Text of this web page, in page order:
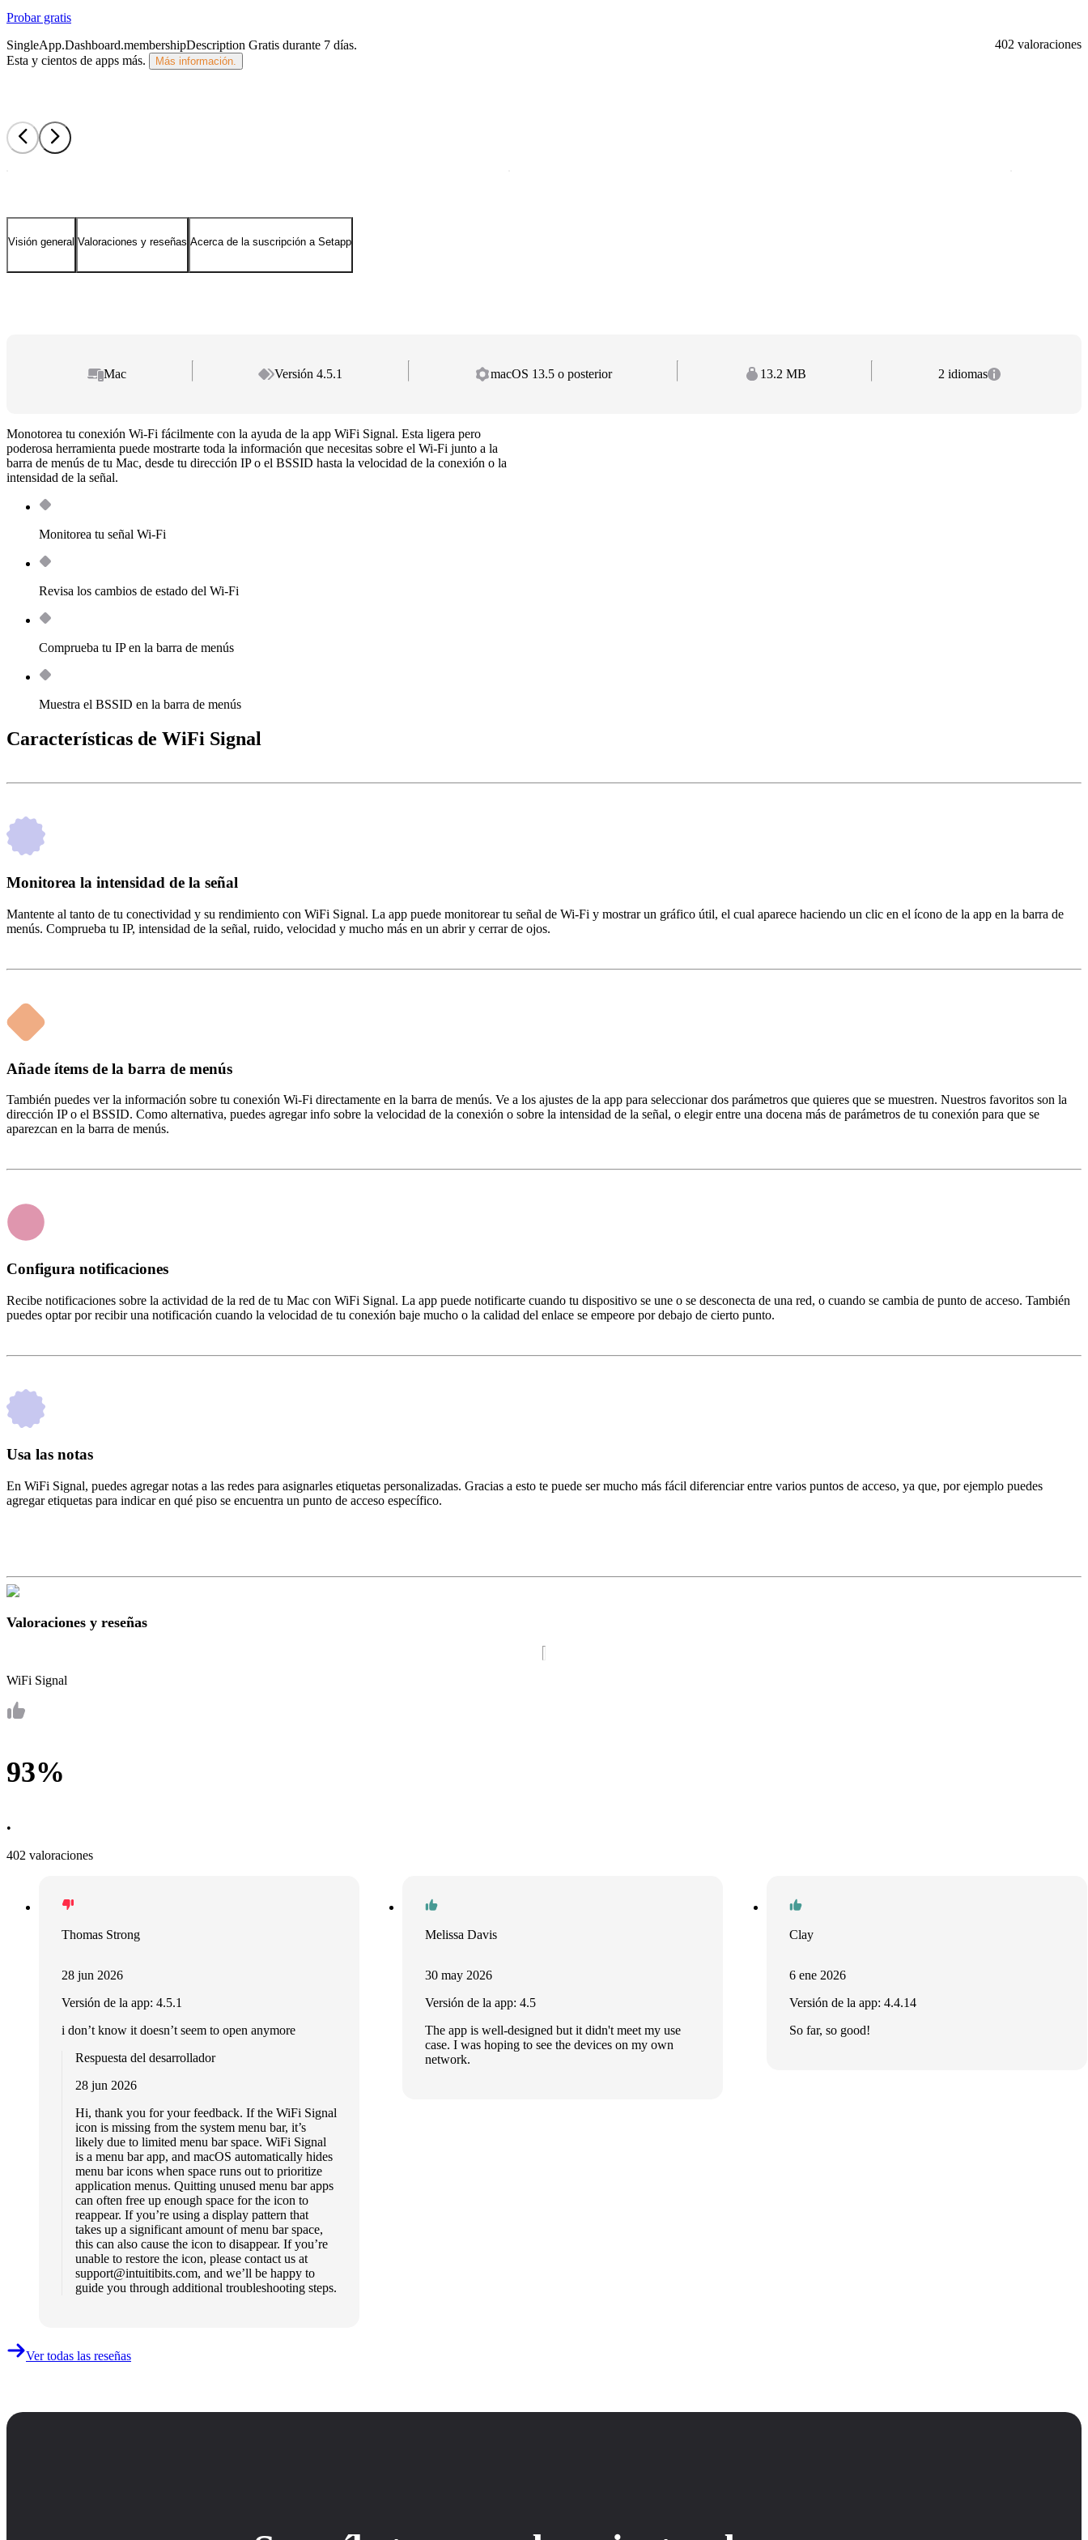
402 valoraciones
Probar gratis
SingleApp.Dashboard.membershipDescription Gratis durante 7 días.
Esta y cientos de apps más.
Más información.
Visión general Valoraciones y reseñas Acerca de la suscripción a Setapp
Mac Versión 4.5.1 macOS 13.5 o posterior 13.2 MB 2 idiomas
Monotorea tu conexión Wi-Fi fácilmente con la ayuda de la app WiFi Signal. Esta ligera pero
poderosa herramienta puede mostrarte toda la información que necesitas sobre el Wi-Fi junto a la
barra de menús de tu Mac, desde tu dirección IP o el BSSID hasta la velocidad de la conexión o la
intensidad de la señal.
Monitorea tu señal Wi-Fi
Revisa los cambios de estado del Wi-Fi
Comprueba tu IP en la barra de menús
Muestra el BSSID en la barra de menús
Características de WiFi Signal
Monitorea la intensidad de la señal
Mantente al tanto de tu conectividad y su rendimiento con WiFi Signal. La app puede monitorear tu señal de Wi-Fi y mostrar un gráfico útil, el cual aparece haciendo un clic en el ícono de la app en la barra de
menús. Comprueba tu IP, intensidad de la señal, ruido, velocidad y mucho más en un abrir y cerrar de ojos.
Añade ítems de la barra de menús
También puedes ver la información sobre tu conexión Wi-Fi directamente en la barra de menús. Ve a los ajustes de la app para seleccionar dos parámetros que quieres que se muestren. Nuestros favoritos son la
dirección IP o el BSSID. Como alternativa, puedes agregar info sobre la velocidad de la conexión o sobre la intensidad de la señal, o elegir entre una docena más de parámetros de tu conexión para que se
aparezcan en la barra de menús.
Configura notificaciones
Recibe notificaciones sobre la actividad de la red de tu Mac con WiFi Signal. La app puede notificarte cuando tu dispositivo se une o se desconecta de una red, o cuando se cambia de punto de acceso. También
puedes optar por recibir una notificación cuando la velocidad de tu conexión baje mucho o la calidad del enlace se empeore por debajo de cierto punto.
Usa las notas
En WiFi Signal, puedes agregar notas a las redes para asignarles etiquetas personalizadas. Gracias a esto te puede ser mucho más fácil diferenciar entre varios puntos de acceso, ya que, por ejemplo puedes
agregar etiquetas para indicar en qué piso se encuentra un punto de acceso específico.
Valoraciones y reseñas
WiFi Signal
93%
•
402 valoraciones
Thomas Strong
28 jun 2026
Versión de la app: 4.5.1
i don’t know it doesn’t seem to open anymore
Respuesta del desarrollador
28 jun 2026
Hi, thank you for your feedback. If the WiFi Signal
icon is missing from the system menu bar, it’s
likely due to limited menu bar space. WiFi Signal
is a menu bar app, and macOS automatically hides
menu bar icons when space runs out to prioritize
application menus. Quitting unused menu bar apps
can often free up enough space for the icon to
reappear. If you’re using a display pattern that
takes up a significant amount of menu bar space,
this can also cause the icon to disappear. If you’re
unable to restore the icon, please contact us at
support@intuitibits.com, and we’ll be happy to
guide you through additional troubleshooting steps.
Melissa Davis
30 may 2026
Versión de la app: 4.5
The app is well-designed but it didn't meet my use
case. I was hoping to see the devices on my own
network.
Clay
6 ene 2026
Versión de la app: 4.4.14
So far, so good!
Ver todas las reseñas